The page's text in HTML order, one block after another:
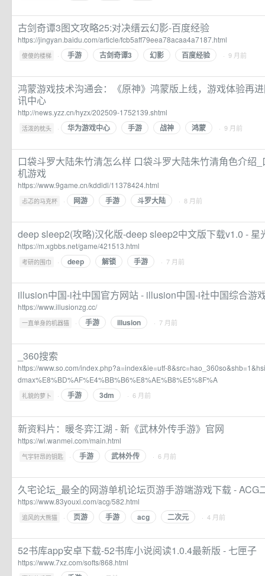
古剑奇谭3图文攻略25:对决缙云幻影-百度经验
https://jingyan.baidu.com/article/fcb5aff79eea78acaa4a7187.html
傻傻的楼梯 · 手游 古剑奇谭3 幻影 百度经验 · 9 月前
鸿蒙游戏技术沟通会：《原神》鸿蒙版上线，游戏体验再
讯中心
http://news.yzz.cn/hyzx/202509-1752139.shtml
活泼的枕头 · 华为游戏中心 手游 战神 鸿蒙 · 9 月前
口袋斗罗大陆朱竹清怎么样 口袋斗罗大陆朱竹清角色介绍
机游戏
https://www.9game.cn/kddldl/11378424.html
忐忑的马克杯 · 网游 手游 斗罗大陆 · 8 月前
deep sleep2(攻略)汉化版-deep sleep2中文版下载v1.0 - 星
https://m.xgbbs.net/game/421513.html
考研的围巾 · deep 解锁 手游 · 7 月前
illusion中国-i社中国官方网站 - illusion中国-i社中国综合游
https://www.illusionzg.cc/
一直单身的机器猫 · 手游 illusion · 7 月前
_360搜索
https://www.so.com/index.php?a=index&ie=utf-
dmax%E8%BD%AF%E4%BB%B6%E8%AE%B8%E5%8F%A
礼貌的萝卜 · 手游 3dm · 6 月前
新资料片：暖冬弈江湖 - 新《武林外传手游》官网
https://wl.wanmei.com/main.html
气宇轩昂的钥匙 · 手游 武林外传 · 6 月前
久宅论坛_最全的网游单机论坛页游手游端游戏下载 - ACG
https://www.83youxi.com/acg/582.html
追风的大熊猫 · 页游 手游 acg 二次元 · 4 月前
52书库app安卓下载-52书库小说阅读1.0.4最新版 - 七匣子
https://www.7xz.com/softs/868.html